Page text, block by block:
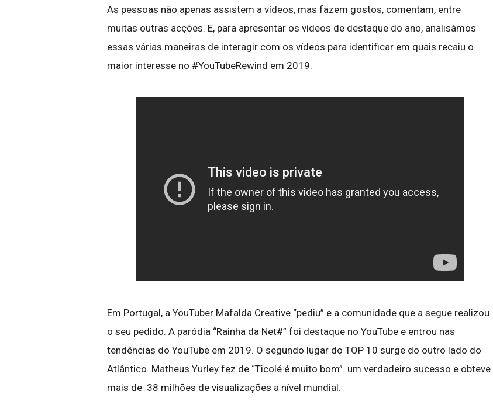
As pessoas não apenas assistem a vídeos, mas fazem gostos, comentam, entre
muitas outras acções. E, para apresentar os vídeos de destaque do ano, analisámos
essas várias maneiras de interagir com os vídeos para identificar em quais recaiu o
maior interesse no #YouTubeRewind em 2019.
Em Portugal, a YouTuber Mafalda Creative “pediu” e a comunidade que a segue realizou
o seu pedido. A paródia “Rainha da Net#” foi destaque no YouTube e entrou nas
tendências do YouTube em 2019. O segundo lugar do TOP 10 surge do outro lado do
Atlântico. Matheus Yurley fez de “Ticolé é muito bom” um verdadeiro sucesso e obteve
mais de 38 milhões de visualizações a nível mundial.